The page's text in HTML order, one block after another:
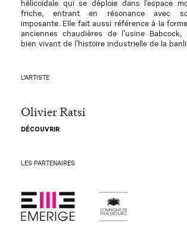
hélicoïdale qui se déploie dans l’espace
friche, entrant en résonance avec
imposante. Elle fait aussi référence à la
anciennes chaudières de l’usine Babcock,
bien vivant de l’histoire industrielle de la
L'ARTISTE
Olivier Ratsi
DÉCOUVRIR
LES PARTENAIRES